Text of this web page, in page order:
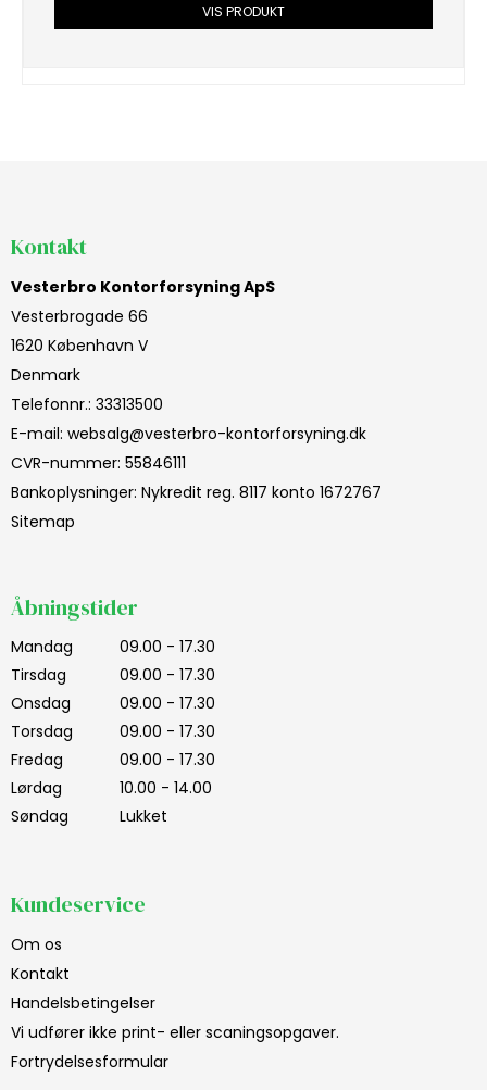
VIS PRODUKT
Kontakt
Vesterbro Kontorforsyning ApS
Vesterbrogade 66
1620 København V
Denmark
Telefonnr.: 33313500
E-mail: websalg@vesterbro-kontorforsyning.dk
CVR-nummer: 55846111
Bankoplysninger: Nykredit reg. 8117 konto 1672767
Sitemap
Åbningstider
Mandag
09.00 - 17.30
Tirsdag
09.00 - 17.30
Onsdag
09.00 - 17.30
Torsdag
09.00 - 17.30
Fredag
09.00 - 17.30
Lørdag
10.00 - 14.00
Søndag
Lukket
Kundeservice
Om os
Kontakt
Handelsbetingelser
Vi udfører ikke print- eller scaningsopgaver.
Fortrydelsesformular